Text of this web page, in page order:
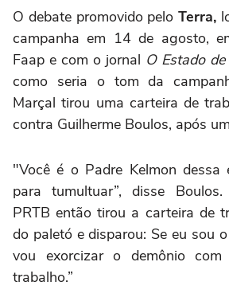
O debate promovido pelo Terra,
campanha em 14 de agosto,
Faap e com o jornal O Estado
como seria o tom da
Marçal tirou uma carteira de
contra Guilherme Boulos, após
"Você é o Padre Kelmon dessa
para tumultuar”, disse
PRTB então tirou a carteira de
do paletó e disparou: Se eu sou
vou exorcizar o demônio
trabalho.”